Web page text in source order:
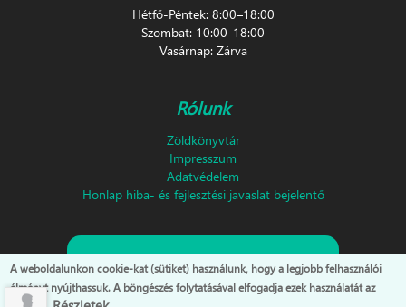
Hétfő-Péntek: 8:00–18:00
Szombat: 10:00-18:00
Vasárnap: Zárva
Rólunk
Zöldkönyvtár
Impresszum
Adatvédelem
Honlap hiba- és fejlesztési javaslat bejelentő
Feliratkozás hírlevélre!
A weboldalunkon cookie-kat (sütiket) használunk, hogy a legjobb felhasználói
élményt nyújthassuk. A böngészés folytatásával elfogadja ezek használatát az